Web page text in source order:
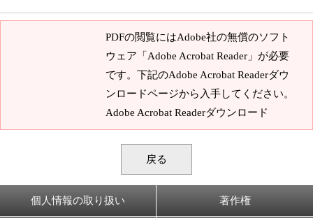
PDFの閲覧にはAdobe社の無償のソフト
ウェア「Adobe Acrobat Reader」が必要
です。下記のAdobe Acrobat Readerダウ
ンロードページから入手してください。
Adobe Acrobat Readerダウンロード
戻る
個人情報の取り扱い 著作権